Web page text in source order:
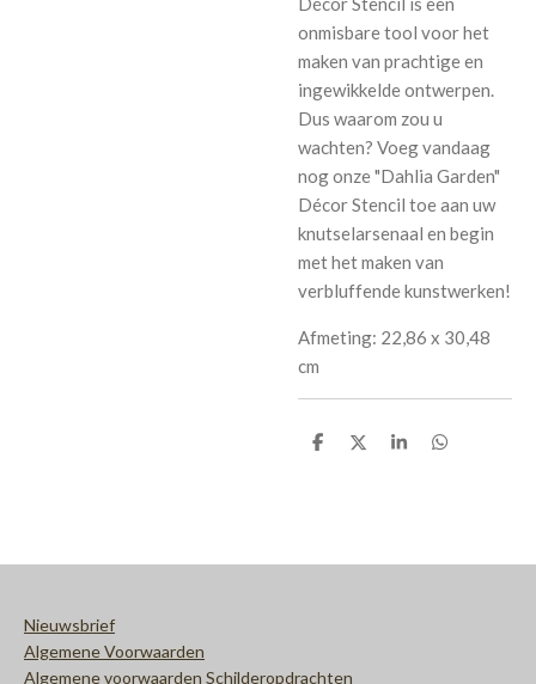
onmisbare tool voor het
maken van prachtige en
ingewikkelde ontwerpen.
Dus waarom zou u
wachten? Voeg vandaag
nog onze "Dahlia Garden"
Décor Stencil toe aan uw
knutselarsenaal en begin
met het maken van
verbluffende kunstwerken!
Afmeting: 22,86 x 30,48
cm
D
D
S
D
Nieuwsbrief
Algemene Voorwaarden
Algemene voorwaarden Schilderopdrachten